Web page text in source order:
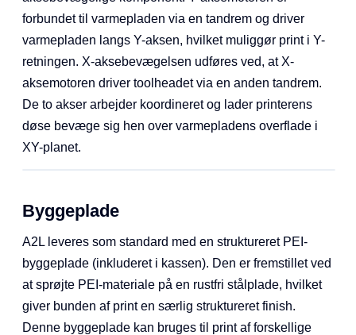
styrer A2L-printeren varmepladens temperatur ud fra
den anvendte filamenttype med en maksimal
temperatur på 80°C.
Samtidig er varmepladen også printerens Y-
aksebevægelige komponent. Y-aksemotoren er
forbundet til varmepladen via en tandrem og driver
varmepladen langs Y-aksen, hvilket muliggør print i Y-
De to akser arbejder koordineret og lader printerens
Byggeplade